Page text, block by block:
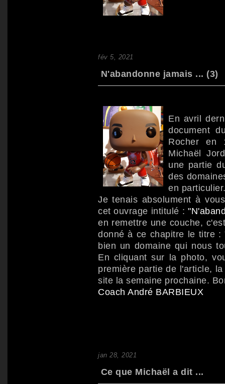
fév 5, 2021
N'abandonne jamais ... (3)
En avril
document
Rocher en
Michaël
une partie
des
en
Je tenais absolument à
cet ouvrage intitulé :
en remettre une couche,
donné à ce chapitre le titre :
bien un domaine qui nous
En cliquant sur la photo,
première partie de l'article,
site la semaine prochaine.
Coach André BARBIEUX
jan 28, 2021
Ce que Michaël a dit ...